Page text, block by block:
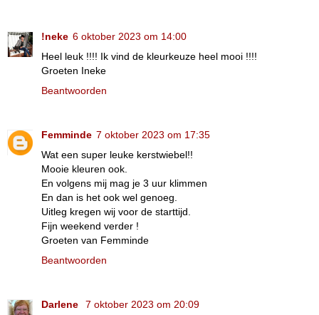
!neke 6 oktober 2023 om 14:00
Heel leuk !!!! Ik vind de kleurkeuze heel mooi !!!!
Groeten Ineke
Beantwoorden
Femminde 7 oktober 2023 om 17:35
Wat een super leuke kerstwiebel!!
Mooie kleuren ook.
En volgens mij mag je 3 uur klimmen
En dan is het ook wel genoeg.
Uitleg kregen wij voor de starttijd.
Fijn weekend verder !
Groeten van Femminde
Beantwoorden
Darlene
7 oktober 2023 om 20:09